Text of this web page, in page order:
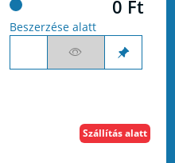
0 Ft
Beszerzése alatt
Szállítás alatt